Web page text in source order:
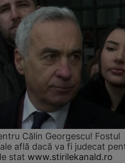
Călin Georgescu! Fostul
află dacă va fi judecat
stat www.stirilekanald.ro